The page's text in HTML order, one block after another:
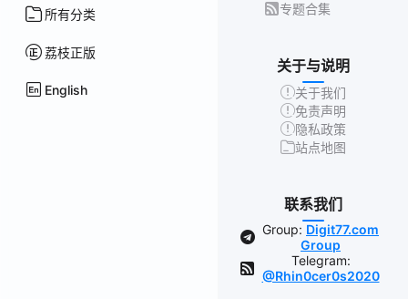
所有分类
荔枝正版
English
专题合集
关于与说明
关于我们
免责声明
隐私政策
站点地图
联系我们
Group: Digit77.com
Group
Telegram:
@Rhin0cer0s2020